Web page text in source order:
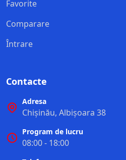
Favorite
Comparare
Întrare
Contacte
Adresa
Chișinău, Albișoara 38
Program de lucru
08:00 - 18:00